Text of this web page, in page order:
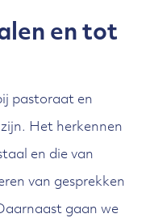
en tot
pastoraat en
Het herkennen
en die van
van gesprekken
gaan we